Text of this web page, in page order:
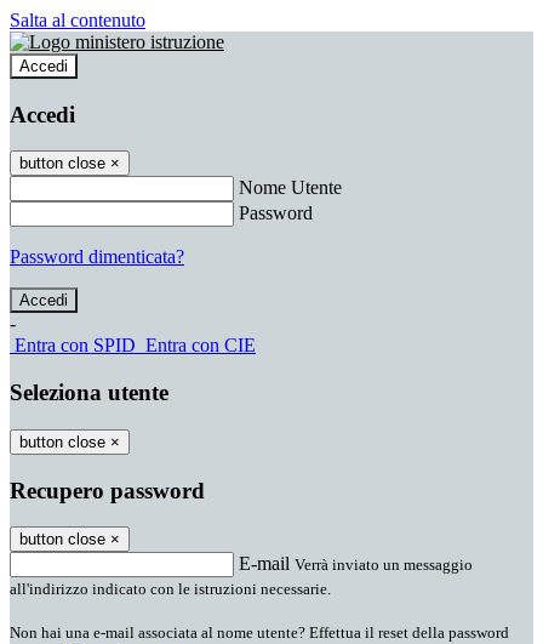
Salta al contenuto
Accedi
Accedi
button close ×
Nome Utente
Password
Password dimenticata?
-
Entra con SPID Entra con CIE
Seleziona utente
button close ×
Recupero password
button close ×
E-mail Verrà inviato un messaggio
all'indirizzo indicato con le istruzioni necessarie.
Non hai una e-mail associata al nome utente? Effettua il reset della password